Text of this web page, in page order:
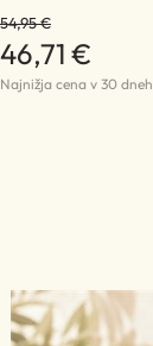
54,95 €
46,71 €
Najnižja cena v 30 dneh